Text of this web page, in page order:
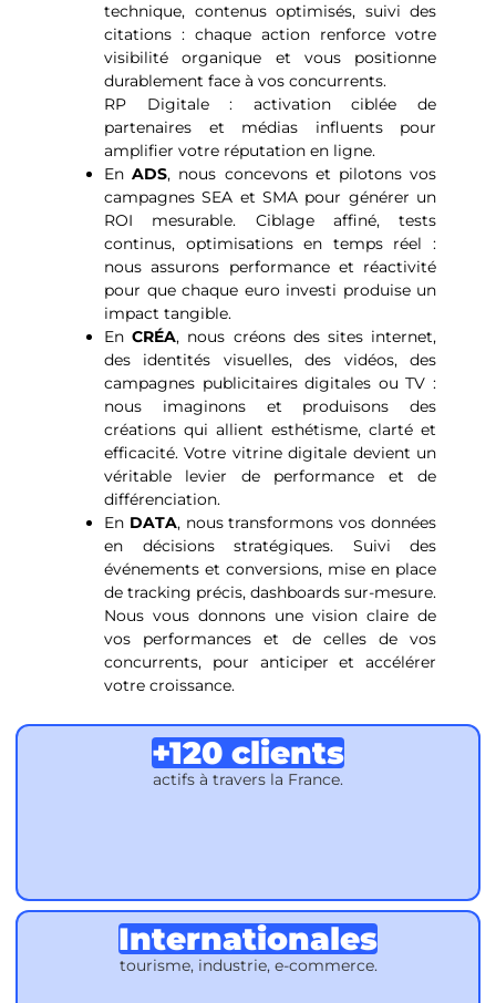
technique, contenus optimisés, suivi des
citations : chaque action renforce votre
visibilité organique et vous positionne
durablement face à vos concurrents.
RP Digitale : activation ciblée de
partenaires et médias influents pour
amplifier votre réputation en ligne.
EnADS, nous concevons et pilotons vos
campagnes SEA et SMA pour générer un
ROI mesurable. Ciblage affiné, tests
continus, optimisations en temps réel :
nous assurons performance et réactivité
pour que chaque euro investi produise un
impact tangible.
EnCRÉA, nous créons des sites internet,
des identités visuelles, des vidéos, des
campagnes publicitaires digitales ou TV :
nous imaginons et produisons des
créations qui allient esthétisme, clarté et
efficacité. Votre vitrine digitale devient un
véritable levier de performance et de
différenciation.
En DATA, nous transformons vos données
en décisions stratégiques. Suivi des
événements et conversions, mise en place
de tracking précis, dashboards sur-mesure.
Nous vous donnons une vision claire de
vos performances et de celles de vos
concurrents, pour anticiper et accélérer
votre croissance.
+120 clients
actifs à travers la France.
Internationales
tourisme, industrie, e-commerce.